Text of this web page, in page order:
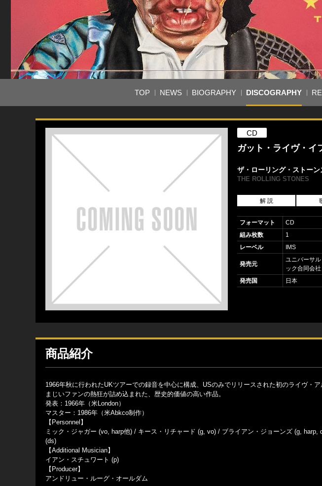
TOP NEWS BIOGRAPHY DISCOGRAPHY
CD
ガット・ライヴ・イ
ザ・ローリング・ストーン
THE ROLLING STONES
解 説
フォーマット
CD
組み枚数
1
レーベル
IMS
発売元
ユニバーサ
ック合同会社
発売国
日本
商品紹介
1966年秋に行われたUKツアーでの録音を中心に構成、USのみでリリースされた初のライヴ・
まじいファンの熱狂が詰め込まれた、歴史的価値の高い作品。
発表：1966年（米London）
マスター：1986年（米Abkco制作）
【Personnel】
ミック・ジャガー (vo, harp他) / キース・リチャード (g, vo) / ブライアン・ジョーンズ (g,
(ds)
【Additional Musician】
イアン・スチュワート (p)
【Producer】
アンドリュー・ルーグ・オールダム